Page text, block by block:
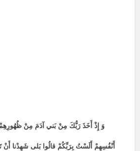
وَ إِذْ أَخَذَ رَبُّكَ مِنْ بَني‏ آدَمَ مِنْ
أَنْفُسِهِمْ أَلَسْتُ بِرَبِّكُمْ قالُوا بَلى‏ شَهِدْنا أَنْ